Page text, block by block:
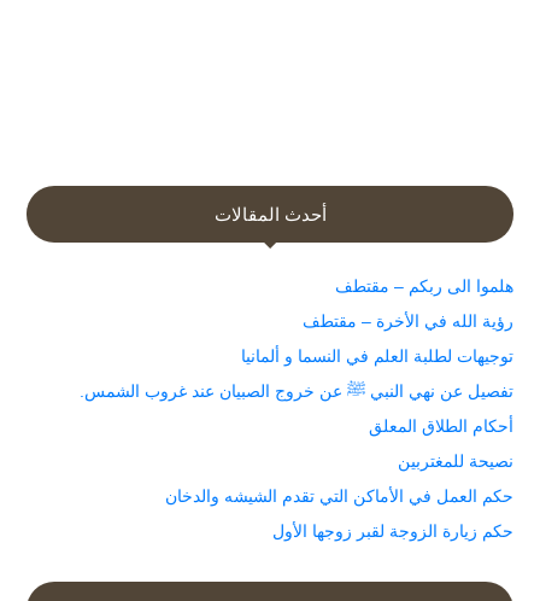
أحدث المقالات
هلموا الى ربكم – مقتطف
رؤية الله في الأخرة – مقتطف
توجيهات لطلبة العلم في النسما و ألمانيا
تفصيل عن نهي النبي ﷺ عن خروج الصبيان عند غروب الشمس.
أحكام الطلاق المعلق
نصيحة للمغتربين
حكم العمل في الأماكن التي تقدم الشيشه والدخان
حكم زيارة الزوجة لقبر زوجها الأول